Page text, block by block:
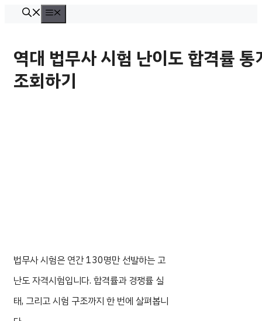
뉴
역대 법무사 시험 난이도 합격률 통
조회하기
법무사 시험은 연간 130명만 선발하는 고
난도 자격시험입니다. 합격률과 경쟁률 실
태, 그리고 시험 구조까지 한 번에 살펴봅니